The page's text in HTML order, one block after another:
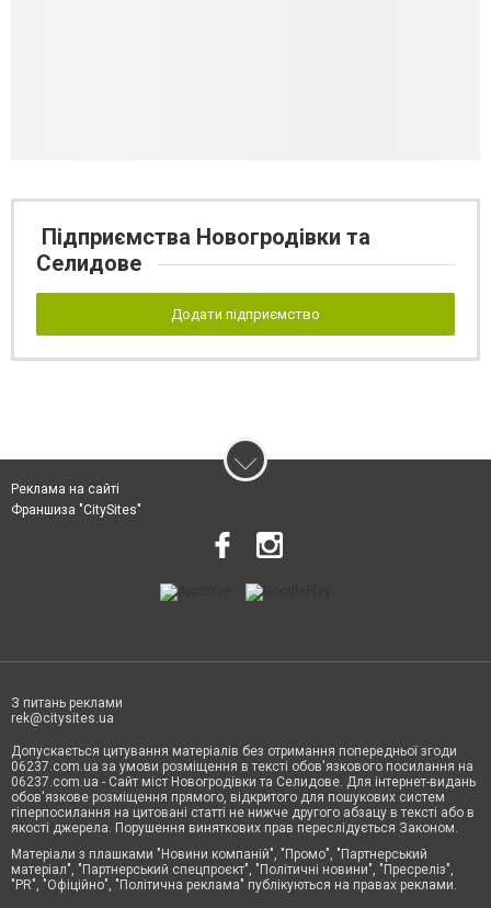
Підприємства Новогродівки та
Селидове
Додати підприємство
Реклама на сайті
Франшиза "CitySites"
З питань реклами
rek@citysites.ua
Допускається цитування матеріалів без отримання попередньої згоди
06237.com.ua за умови розміщення в тексті обов'язкового посилання на
06237.com.ua - Сайт міст Новогродівки та Селидове. Для інтернет-видань
обов'язкове розміщення прямого, відкритого для пошукових систем
гіперпосилання на цитовані статті не нижче другого абзацу в тексті або в
якості джерела. Порушення виняткових прав переслідується Законом.
Матеріали з плашками "Новини компаній", "Промо", "Партнерський
матеріал", "Партнерський спецпроєкт", "Політичні новини", "Пресреліз",
"PR", "Офіційно", "Політична реклама" публікуються на правах реклами.